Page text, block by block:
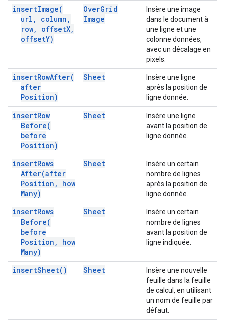
insertImage(
url , column ,
row, offsetX,
offsetY)
OverGrid
Image
Insère une image
dans le document à
une ligne et une
colonne données,
avec un décalage en
pixels.
insertRowAfter(
after
Position)
Sheet
Insère une ligne
après la position de
ligne donnée.
insertRow
Before(
before
Position)
Sheet
Insère une ligne
avant la position de
ligne donnée.
insertRows
After(after
Position ,
how
Many)
Sheet
Insère un certain
nombre de lignes
après la position de
ligne donnée.
insertRows
Before(
before
Position ,
how
Many)
Sheet
Insère un certain
nombre de lignes
avant la position de
ligne indiquée.
insertSheet( ) Sheet
Insère une nouvelle
feuille dans la feuille
de calcul, en utilisant
un nom de feuille par
défaut.